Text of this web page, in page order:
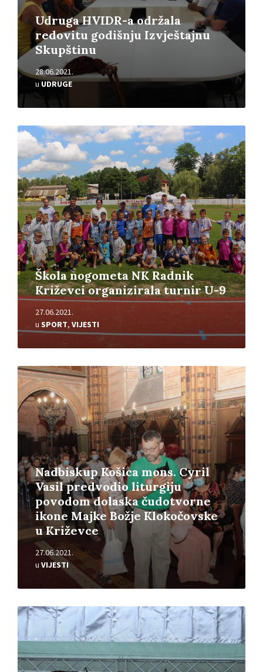
Udruga HVIDR-a održala
redovitu godišnju Izvještajnu
Skupštinu
28.06.2021.
u UDRUGE
Škola nogometa NK Radnik
Križevci organizirala turnir U-9
27.06.2021.
u SPORT, VIJESTI
Pročitajte
više
Nadbiskup Košica mons. Cyril
Vasil predvodio liturgiju
povodom dolaska čudotvorne
ikone Majke Božje Klokočovske
u Križevce
27.06.2021.
u VIJESTI
Pročitajte
više
Pročitajte
više